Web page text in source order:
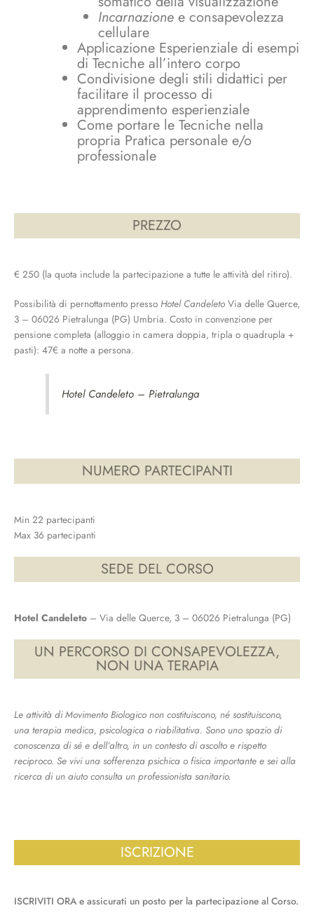
Incarnazione e consapevolezza
cellulare
Applicazione Esperienziale di esempi
di Tecniche all’intero corpo
Condivisione degli stili didattici per
facilitare il processo di
apprendimento esperienziale
Come portare le Tecniche nella
propria Pratica personale e/o
professionale
PREZZO
€ 250 (la quota include la partecipazione a tutte le attività del ritiro).
Possibilità di pernottamento presso Hotel Candeleto Via delle Querce,
3 – 06026 Pietralunga (PG) Umbria. Costo in convenzione per
pensione completa (alloggio in camera doppia, tripla o quadrupla +
pasti): 47€ a notte a persona.
Hotel Candeleto – Pietralunga
NUMERO PARTECIPANTI
Min 22 partecipanti
Max 36 partecipanti
SEDE DEL CORSO
Hotel Candeleto – Via delle Querce, 3 – 06026 Pietralunga (PG)
UN PERCORSO DI CONSAPEVOLEZZA,
NON UNA TERAPIA
Le attività di Movimento Biologico non costituiscono, né sostituiscono,
una terapia medica, psicologica o riabilitativa. Sono uno spazio di
conoscenza di sé e dell’altro, in un contesto di ascolto e rispetto
reciproco. Se vivi una sofferenza psichica o fisica importante e sei alla
ricerca di un aiuto consulta un professionista sanitario.
ISCRIZIONE
ISCRIVITI ORA e assicurati un posto per la partecipazione al Corso.